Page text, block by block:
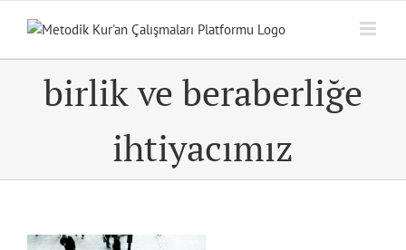
birlik ve beraberliğe
ihtiyacımız